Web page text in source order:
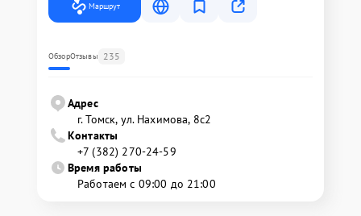
Маршрут
ОбзорОтзывы 235
Адрес
г. Томск, ул. Нахимова, 8с2
Контакты
+7 (382) 270-24-59
Время работы
Работаем с 09:00 до 21:00